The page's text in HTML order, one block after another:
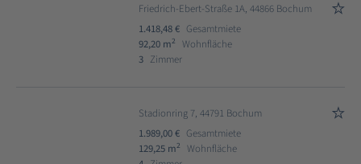
Friedrich-Ebert-Straße 1A, 44866 Bochum
1.418,48 € Gesamtmiete
92,20 m2
Wohnfläche
3 Zimmer
Stadionring 7, 44791 Bochum
1.989,00 € Gesamtmiete
129,25 m2
Wohnfläche